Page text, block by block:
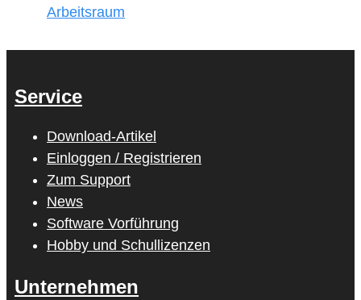
Arbeitsraum
Service
Download-Artikel
Einloggen / Registrieren
Zum Support
News
Software Vorführung
Hobby und Schullizenzen
Unternehmen